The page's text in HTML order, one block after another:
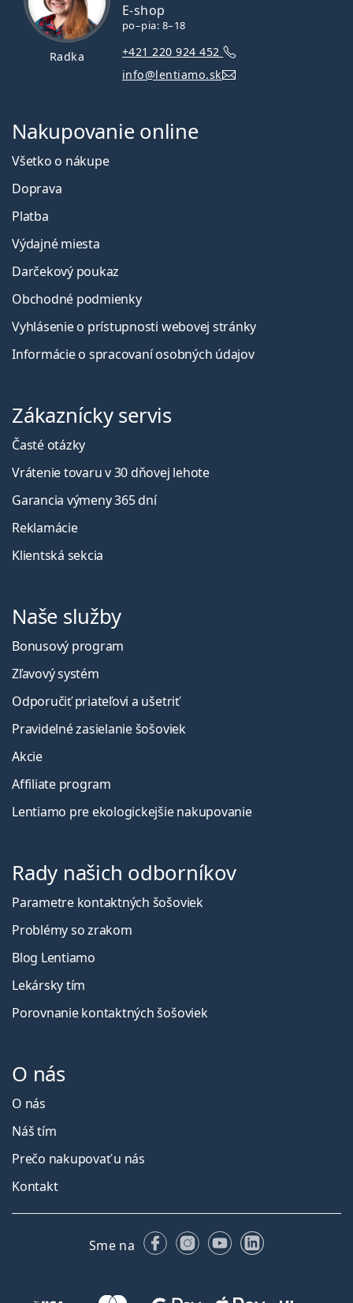
Radka
E-shop
po–pia: 8–18
+421 220 924 452
info@lentiamo.sk
Nakupovanie online
Všetko o nákupe
Doprava
Platba
Výdajné miesta
Darčekový poukaz
Obchodné podmienky
Vyhlásenie o prístupnosti webovej stránky
Informácie o spracovaní osobných údajov
Zákaznícky servis
Časté otázky
Vrátenie tovaru v 30 dňovej lehote
Garancia výmeny 365 dní
Reklamácie
Klientská sekcia
Naše služby
Bonusový program
Zľavový systém
Odporučiť priateľovi a ušetriť
Pravidelné zasielanie šošoviek
Akcie
Affiliate program
Lentiamo pre ekologickejšie nakupovanie
Rady našich odborníkov
Parametre kontaktných šošoviek
Problémy so zrakom
Blog Lentiamo
Lekársky tím
Porovnanie kontaktných šošoviek
O nás
O nás
Náš tím
Prečo nakupovať u nás
Kontakt
Sme na FacebookuInstagrame
YouTubeLinkedIn